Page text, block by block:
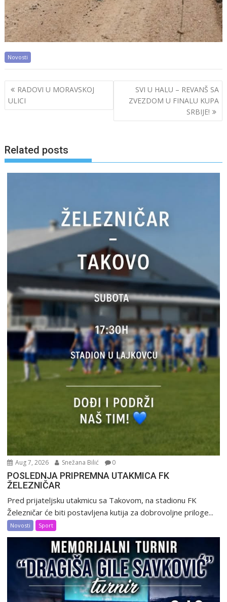
Novosti
Post
navigation
RADOVI U MORAVSKOJ
ULICI
SVI U HALU – REVANŠ SA
ZVEZDOM U FINALU KUPA
SRBIJE!
Related posts
Aug 7, 2026 Snežana Bilić 0
POSLEDNJA PRIPREMNA UTAKMICA FK
ŽELEZNIČAR
Pred prijateljsku utakmicu sa Takovom, na stadionu FK
Železničar će biti postavljena kutija za dobrovoljne priloge...
Novosti Sport